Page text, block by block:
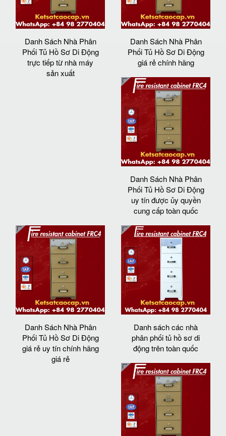
Danh Sách Nhà Phân
Phối Tủ Hồ Sơ Di Động
trực tiếp từ nhà máy
sản xuất
Danh Sách Nhà Phân
Phối Tủ Hồ Sơ Di Động
giá rẻ chính hãng
Danh Sách Nhà Phân
Phối Tủ Hồ Sơ Di Động
uy tín được ủy quyền
cung cấp toàn quốc
Danh Sách Nhà Phân
Phối Tủ Hồ Sơ Di Động
giá rẻ uy tín chính hãng
giá rẻ
Danh sách các nhà
phân phối tủ hồ sơ di
động trên toàn quốc